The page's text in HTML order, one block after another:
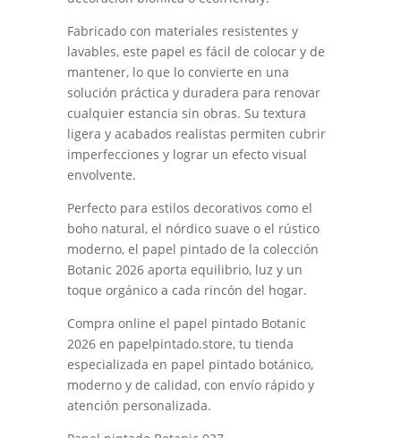
Fabricado con materiales resistentes y
lavables, este papel es fácil de colocar y de
mantener, lo que lo convierte en una
solución práctica y duradera para renovar
cualquier estancia sin obras. Su textura
ligera y acabados realistas permiten cubrir
imperfecciones y lograr un efecto visual
envolvente.
Perfecto para estilos decorativos como el
boho natural, el nórdico suave o el rústico
moderno, el papel pintado de la colección
Botanic 2026 aporta equilibrio, luz y un
toque orgánico a cada rincón del hogar.
Compra online el papel pintado Botanic
2026 en papelpintado.store, tu tienda
especializada en papel pintado botánico,
moderno y de calidad, con envío rápido y
atención personalizada.